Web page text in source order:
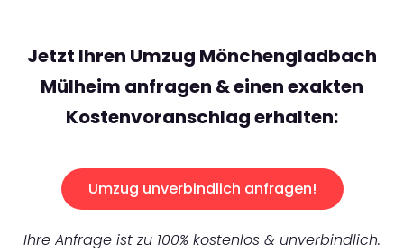
Jetzt Ihren Umzug Mönchengladbach
Mülheim anfragen & einen exakten
Kostenvoranschlag erhalten:
Umzug unverbindlich anfragen!
Ihre Anfrage ist zu 100% kostenlos & unverbindlich.